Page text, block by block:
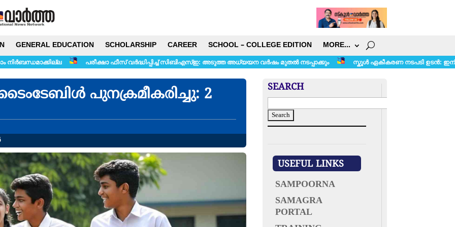
GENERAL EDUCATION SCHOLARSHIP CAREER SCHOOL – COLLEGE EDITION MORE…
പരീക്ഷാ ഫീസ് വർദ്ധിപ്പിച്ച് സിബിഎസ്ഇ: അടുത്ത അധ്യയന വർഷം മുതൽ നടപ്പാക്കും സ്കൂൾ ഏകീകരണ നടപടി ഉടൻ: ഇനി പ്രൈമറിയും
പുനക്രമീകരിച്ചു: 2
SEARCH
e
a
USEFUL LINKS
SAMPOORNA
SAMAGRA
PORTAL